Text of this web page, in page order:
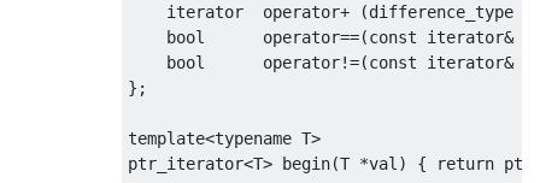
iterator
operator+ (difference_type v
bool
operator==(const iterator&
bool
operator!=(const iterator&
};
template<typename T>
ptr_iterator<T> begin(T *val ) { return